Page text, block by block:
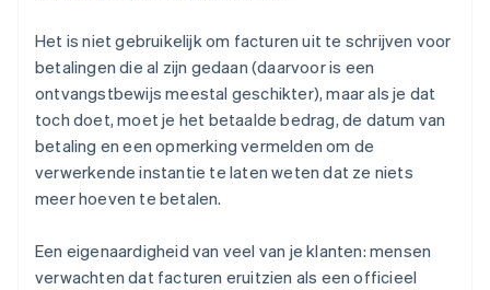
Het is niet gebruikelijk om facturen uit te schrijven voor
betalingen die al zijn gedaan (daarvoor is een
ontvangstbewijs meestal geschikter), maar als je dat
toch doet, moet je het betaalde bedrag, de datum van
betaling en een opmerking vermelden om de
verwerkende instantie te laten weten dat ze niets
meer hoeven te betalen.
Een eigenaardigheid van veel van je klanten: mensen
verwachten dat facturen eruitzien als een officieel